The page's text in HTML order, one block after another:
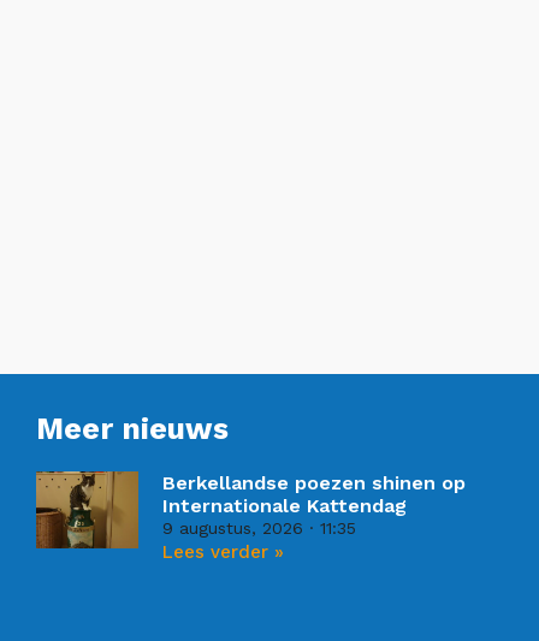
Meer nieuws
Berkellandse poezen shinen op
Internationale Kattendag
9 augustus, 2026 11:35
Lees verder »